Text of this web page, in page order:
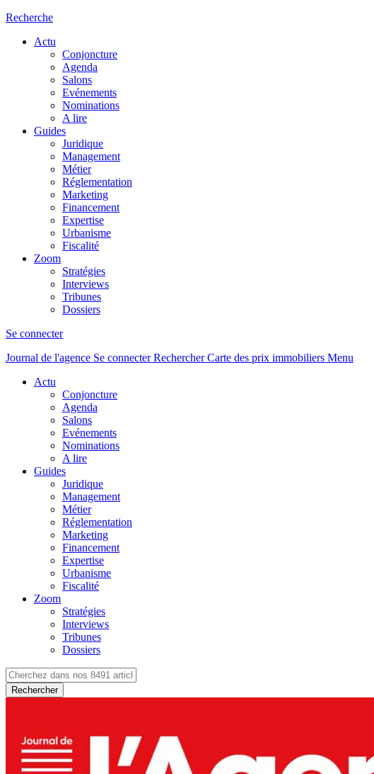
Recherche
Actu
Conjoncture
Agenda
Salons
Evénements
Nominations
A lire
Guides
Juridique
Management
Métier
Réglementation
Marketing
Financement
Expertise
Urbanisme
Fiscalité
Zoom
Stratégies
Interviews
Tribunes
Dossiers
Se connecter
Journal de l'agence Se connecterRechercher Carte des prix immobiliers Menu
Actu
Conjoncture
Agenda
Salons
Evénements
Nominations
A lire
Guides
Juridique
Management
Métier
Réglementation
Marketing
Financement
Expertise
Urbanisme
Fiscalité
Zoom
Stratégies
Interviews
Tribunes
Dossiers
Rechercher